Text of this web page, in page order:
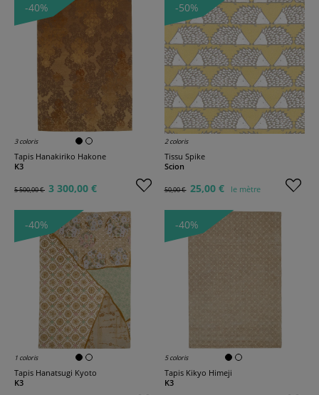
-40%
3 coloris
Tapis Hanakiriko Hakone
K3
5 500,00 € 3 300,00 €
-50%
2 coloris
Tissu Spike
Scion
50,00 € 25,00 € le mètre
-40%
1 coloris
Tapis Hanatsugi Kyoto
K3
-40%
5 coloris
Tapis Kikyo Himeji
K3